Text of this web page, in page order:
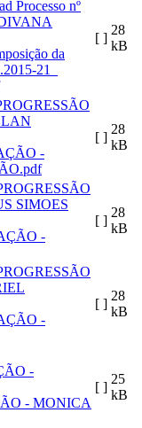
da
21_
[ ]
28
kB
-
[ ]
28
kB
-
[ ]
28
kB
-
[ ]
28
kB
- MONICA
[ ]
25
kB